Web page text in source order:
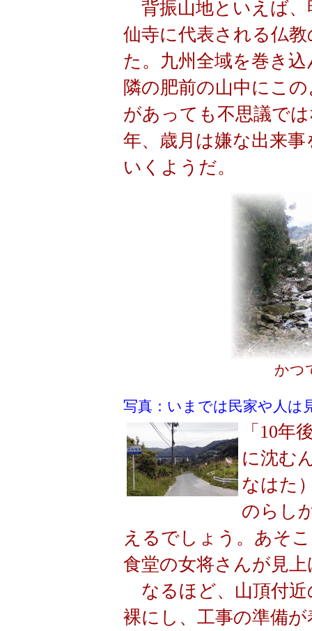
背振山地といえば、
仙寺に代表される仏
た。九州全域を巻き
隣の肥前の山中にこ
があっても不思議で
年、歳月は嫌な出来
いくようだ。
かつ
写真：いまでは民家や人は
「10
に沈む
なはた
のらし
えるでしょう。あそ
食堂の女将さんが見
なるほど、山頂付近
裸にし、工事の準備